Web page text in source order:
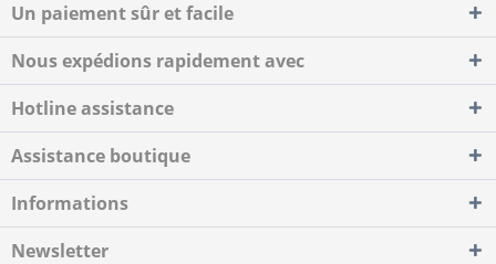
Un paiement sûr et facile
Nous expédions rapidement avec
Hotline assistance
Assistance boutique
Informations
Newsletter